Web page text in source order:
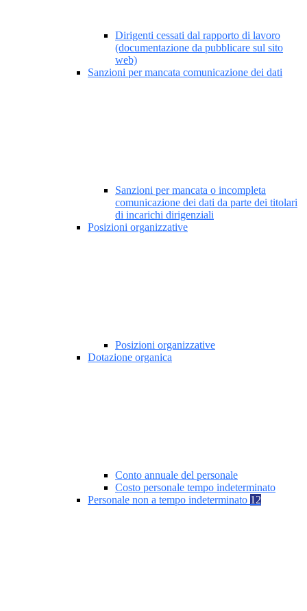
Dirigenti cessati dal rapporto di lavoro
(documentazione da pubblicare sul sito
web)
Sanzioni per mancata comunicazione dei dati
Sanzioni per mancata o incompleta
comunicazione dei dati da parte dei titolari
di incarichi dirigenziali
Posizioni organizzative
Posizioni organizzative
Dotazione organica
Conto annuale del personale
Costo personale tempo indeterminato
Personale non a tempo indeterminato 12